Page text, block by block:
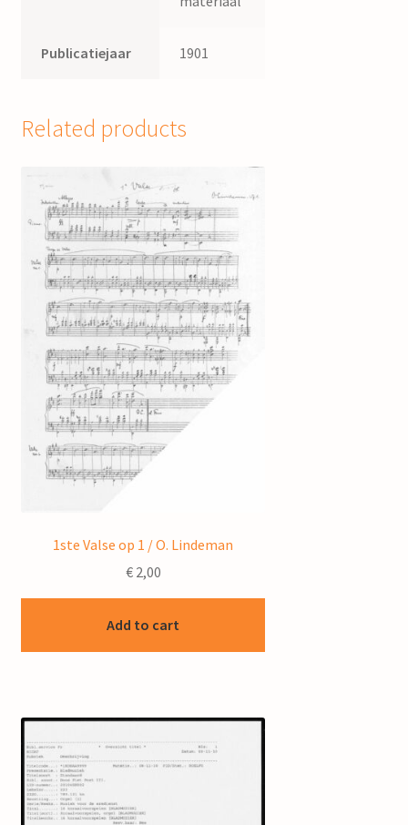
Publicatiejaar 1901
Related products
1ste Valse op 1 / O. Lindeman
€2,00
Add to cart